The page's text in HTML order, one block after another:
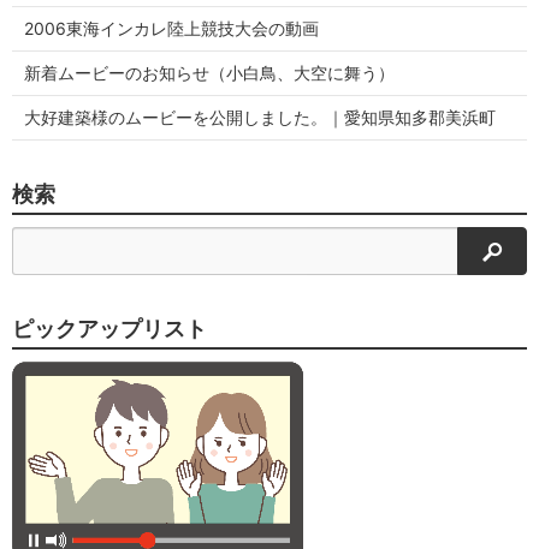
2006東海インカレ陸上競技大会の動画
新着ムービーのお知らせ（小白鳥、大空に舞う）
大好建築様のムービーを公開しました。｜愛知県知多郡美浜町
検索
検索
ピックアップリスト